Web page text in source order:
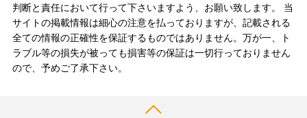
判断と責任において行って下さいますよう、お願い致します。 当
サイトの掲載情報は細心の注意を払っておりますが、記載される
全ての情報の正確性を保証するものではありません。万が一、ト
ラブル等の損失が被っても損害等の保証は一切行っておりません
ので、予めご了承下さい。